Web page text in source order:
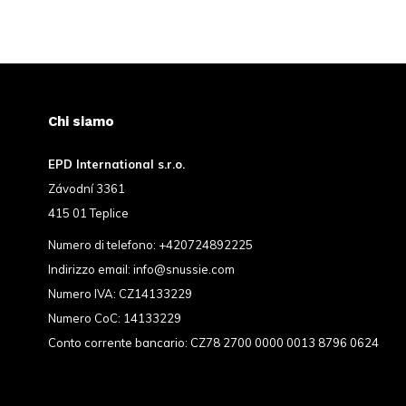
Chi siamo
EPD International s.r.o.
Závodní 3361
415 01 Teplice
Numero di telefono: +420724892225
Indirizzo email: info@snussie.com
Numero IVA: CZ14133229
Numero CoC: 14133229
Conto corrente bancario: CZ78 2700 0000 0013 8796 0624